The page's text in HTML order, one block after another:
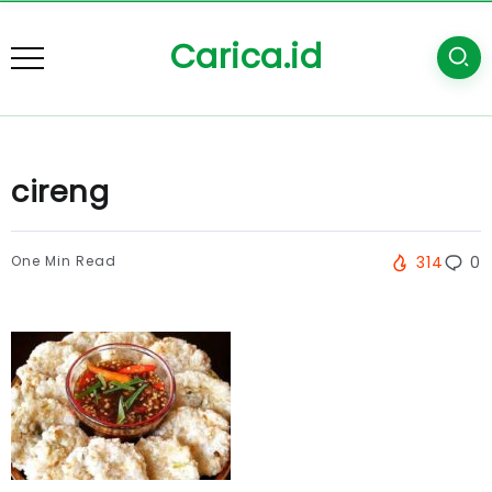
Carica.id
cireng
One Min Read 314 0